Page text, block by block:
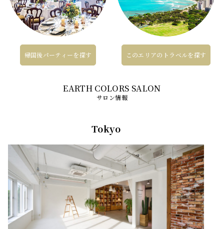
帰国後パーティーを探す このエリアのトラベルを探す
サロン情報
Tokyo